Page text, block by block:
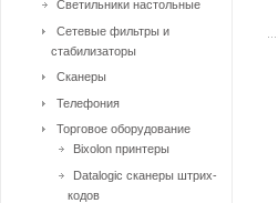
Светильники настольные
Сетевые фильтры и
стабилизаторы
Сканеры
Телефония
Торговое оборудование
Bixolon принтеры
Datalogic сканеры штрих-
кодов